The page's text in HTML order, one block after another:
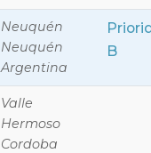
Neuquén
Neuquén
Argentina
B
Valle
Hermoso
Cordoba